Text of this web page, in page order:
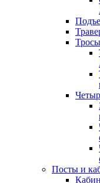
Посты и